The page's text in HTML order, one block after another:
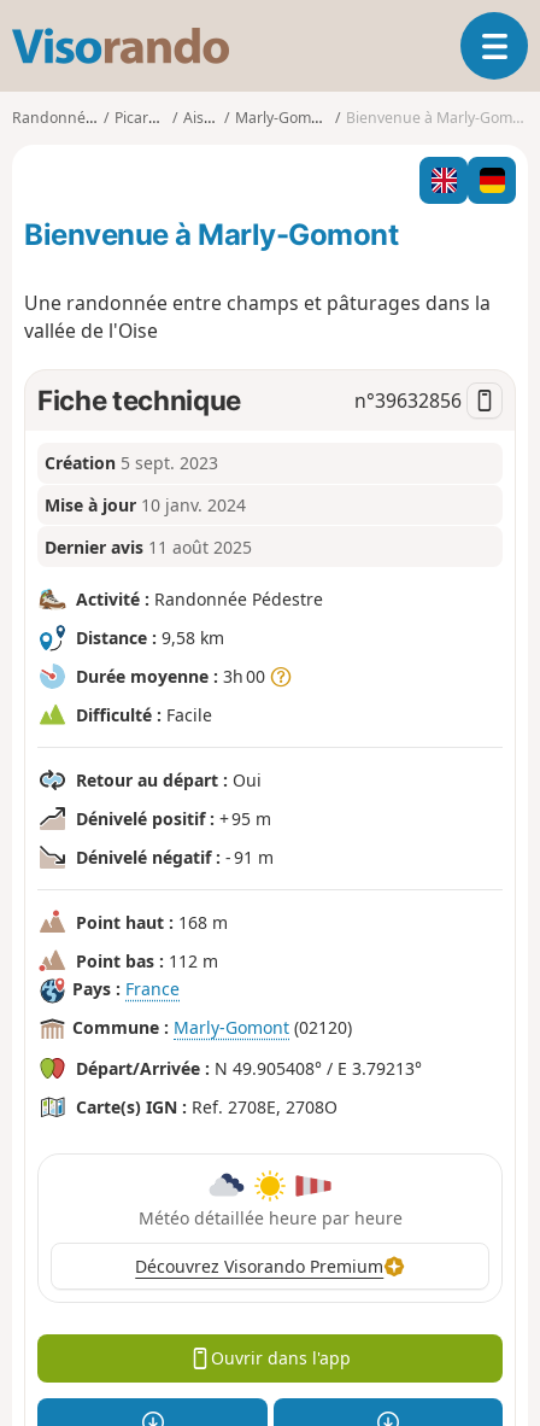
s
o
o
O
u
i
r
l
a
t
Randonnées Picardie Aisne Marly-Gomont Bienvenue à Marly-Gomont
Bienvenue à Marly-Gomont
Une randonnée entre champs et pâturages dans la
vallée de l'Oise
Fiche technique n°39632856
Création 5 sept. 2023
Mise à jour 10 janv. 2024
Dernier avis 11 août 2025
Activité : Randonnée Pédestre
Distance : 9,58 km
Durée moyenne : 3h 00
Difficulté : Facile
Retour au départ : Oui
Dénivelé positif : + 95 m
Dénivelé négatif : - 91 m
Point haut : 168 m
Point bas : 112 m
Pays : France
Commune : Marly-Gomont (02120)
Départ/Arrivée : N 49.905408° / E 3.79213°
Carte(s) IGN : Ref. 2708E, 2708O
Météo détaillée heure par heure
Découvrez Visorando Premium
Ouvrir dans l'app